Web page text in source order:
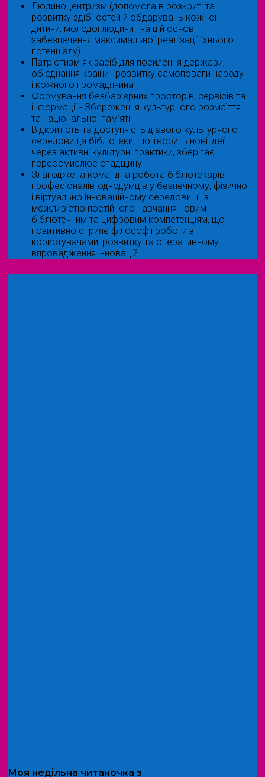
Людиноцентризм (допомога в розкриті та
розвитку здібностей й обдарувань кожної
дитини, молодої людини і на цій основі
забезпечення максимальної реалізації їхнього
потенціалу)
Патріотизм як засіб для посилення держави,
об'єднання країни і розвитку самоповаги народу
і кожного громадянина
Формування безбар’єрних просторів, сервісів та
інформації - Збереження культурного розмаїття
та національної пам’яті
Відкритість та доступність дієвого культурного
середовища бібліотеки, що творить нові ідеї
через активні культурні практики, зберігає і
переосмислює спадщину
Злагоджена командна робота бібліотекарів
професіоналів-однодумців у безпечному, фізично
і віртуально інноваційному середовищі, з
можливістю постійного навчання новим
бібліотечним та цифровим компетенціям, що
позитивно сприяє філософії роботи з
користувачами, розвитку та оперативному
впровадження інновацій.
Моя недільна читаночка з